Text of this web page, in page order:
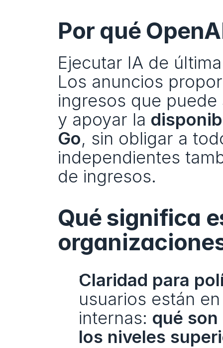
Por qué
Ejecutar IA de
Los anuncios
ingresos que puede
y apoyar la
Go, sin obligar a
independientes
de ingresos.
Qué significa
Claridad para
usuarios están
internas: qué
los niveles